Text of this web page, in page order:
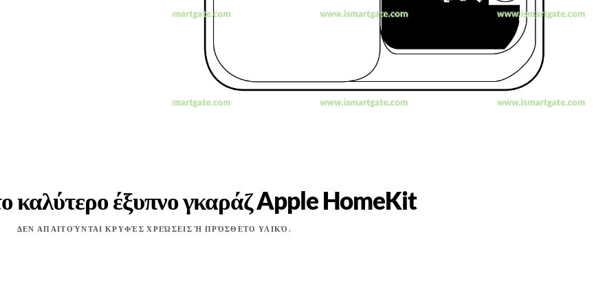
καλύτερο έξυπνο γκαράζ Apple HomeKit
ΔΕΝ ΑΠΑΙΤΟΎΝΤΑΙ ΚΡΥΦΈΣ ΧΡΕΏΣΕΙΣ Ή ΠΡΌΣΘΕΤΟ ΥΛΙΚΌ.